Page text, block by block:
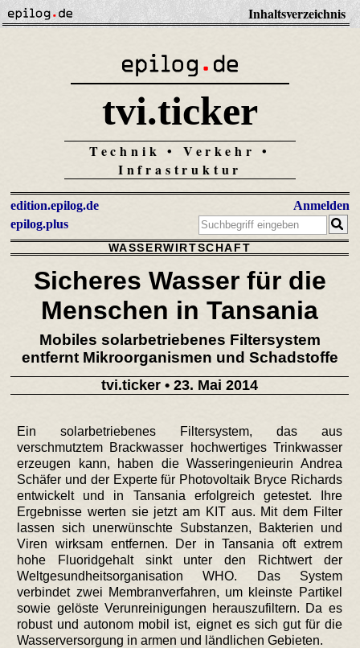
Inhaltsverzeichnis
tvi.ticker
Technik • Verkehr •
Infrastruktur
edition.epilog.de
epilog.plus
Anmelden
WASSERWIRTSCHAFT
Sicheres Wasser für die
Menschen in Tansania
Mobiles solarbetriebenes Filtersystem
entfernt Mikroorganismen und Schadstoffe
tvi.ticker • 23. Mai 2014
Ein solarbetriebenes Filtersystem, das aus
verschmutztem Brackwasser hochwertiges Trinkwasser
erzeugen kann, haben die Wasseringenieurin Andrea
Schäfer und der Experte für Photovoltaik Bryce Richards
entwickelt und in Tansania erfolgreich getestet. Ihre
Ergebnisse werten sie jetzt am KIT aus. Mit dem Filter
lassen sich unerwünschte Substanzen, Bakterien und
Viren wirksam entfernen. Der in Tansania oft extrem
hohe Fluoridgehalt sinkt unter den Richtwert der
Weltgesundheitsorganisation WHO. Das System
verbindet zwei Membranverfahren, um kleinste Partikel
sowie gelöste Verunreinigungen herauszufiltern. Da es
robust und autonom mobil ist, eignet es sich gut für die
Wasserversorgung in armen und ländlichen Gebieten.